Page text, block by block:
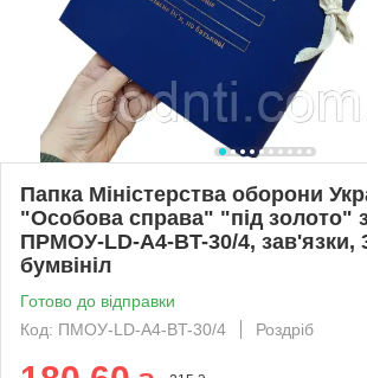
Папка Міністерства оборони
"Особова справа" "під золото"
ПPMOУ-LD-A4-BT-30/4, зав'язки,
бумвініл
Готово до відправки
Код: ПМОУ-LD-A4-BT-30/4
Роздріб